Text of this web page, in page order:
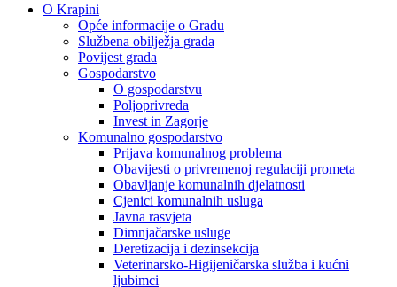
O Krapini
Opće informacije o Gradu
Službena obilježja grada
Povijest grada
Gospodarstvo
O gospodarstvu
Poljoprivreda
Invest in Zagorje
Komunalno gospodarstvo
Prijava komunalnog problema
Obavijesti o privremenoj regulaciji prometa
Obavljanje komunalnih djelatnosti
Cjenici komunalnih usluga
Javna rasvjeta
Dimnjačarske usluge
Deretizacija i dezinsekcija
Veterinarsko-Higijeničarska služba i kućni
ljubimci